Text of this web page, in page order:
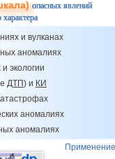
опасных явлений
и вулканах
аномалиях
экологии
ДТП) и КИ
аномалиях
аномалиях